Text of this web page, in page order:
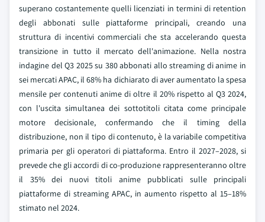
superano costantemente quelli licenziati in termini di retention
degli abbonati sulle piattaforme principali, creando una
struttura di incentivi commerciali che sta accelerando questa
transizione in tutto il mercato dell'animazione. Nella nostra
indagine del Q3 2025 su 380 abbonati allo streaming di anime in
sei mercati APAC, il 68% ha dichiarato di aver aumentato la spesa
mensile per contenuti anime di oltre il 20% rispetto al Q3 2024,
con l'uscita simultanea dei sottotitoli citata come principale
motore decisionale, confermando che il timing della
distribuzione, non il tipo di contenuto, è la variabile competitiva
primaria per gli operatori di piattaforma. Entro il 2027–2028, si
prevede che gli accordi di co-produzione rappresenteranno oltre
il 35% dei nuovi titoli anime pubblicati sulle principali
piattaforme di streaming APAC, in aumento rispetto al 15–18%
stimato nel 2024.